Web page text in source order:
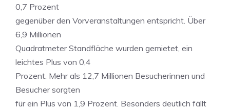
0,7 Prozent
gegenüber den Vorveranstaltungen entspricht. Über
6,9 Millionen
Quadratmeter Standfläche wurden gemietet, ein
leichtes Plus von 0,4
Prozent. Mehr als 12,7 Millionen Besucherinnen und
Besucher sorgten
für ein Plus von 1,9 Prozent. Besonders deutlich fällt